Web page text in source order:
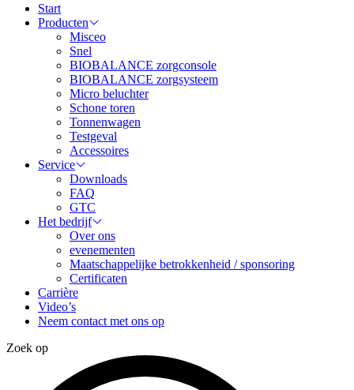
Start
Producten
Misceo
Snel
BIOBALANCE zorgconsole
BIOBALANCE zorgsysteem
Micro beluchter
Schone toren
Tonnenwagen
Testgeval
Accessoires
Service
Downloads
FAQ
GTC
Het bedrijf
Over ons
evenementen
Maatschappelijke betrokkenheid / sponsoring
Certificaten
Carrière
Video’s
Neem contact met ons op
Zoek op